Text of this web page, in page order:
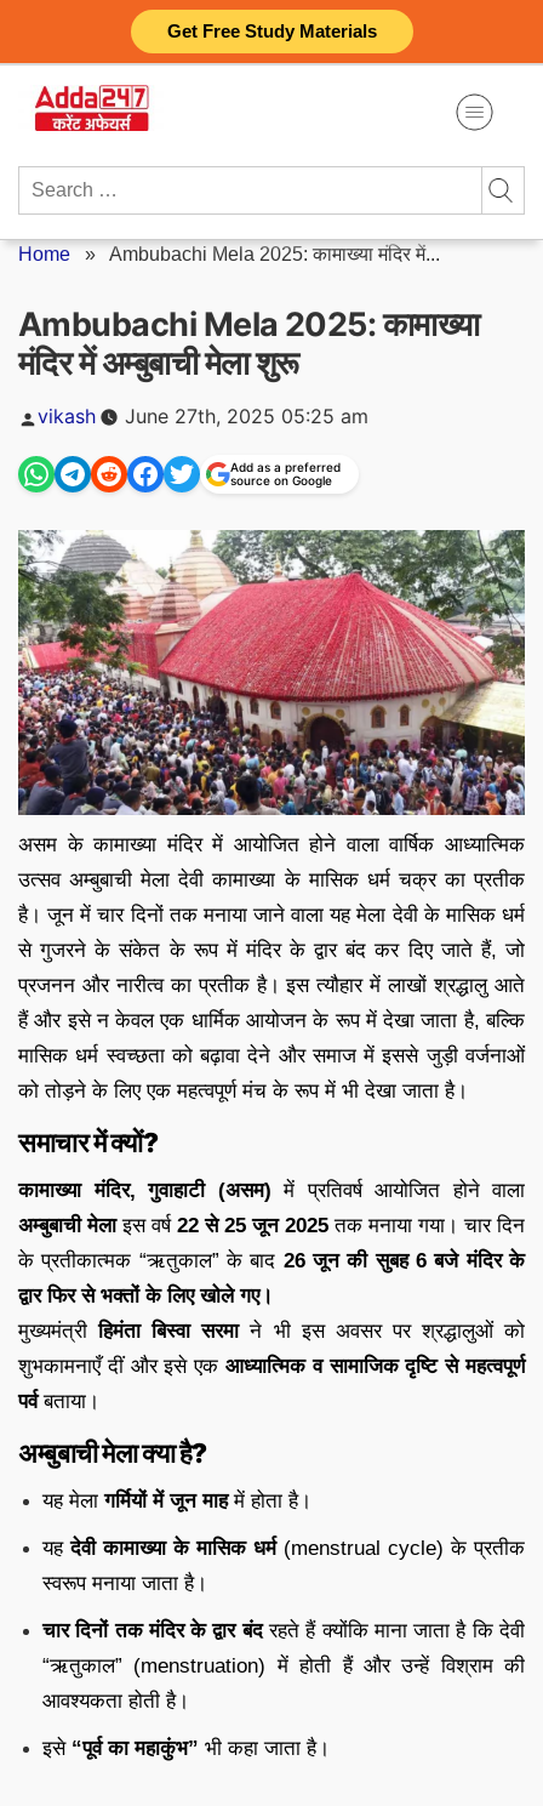
Get Free Study Materials
content
Search
Home » Ambubachi Mela 2025: कामाख्या मंदिर में...
Ambubachi Mela 2025: कामाख्या
मंदिर में अम्बुबाची मेला शुरू
Posted
vikash June 27th, 2025 05:25 am
Add as a preferred
source on Google
असम के कामाख्या मंदिर में आयोजित होने वाला वार्षिक आध्यात्मिक
उत्सव अम्बुबाची मेला देवी कामाख्या के मासिक धर्म चक्र का प्रतीक
है। जून में चार दिनों तक मनाया जाने वाला यह मेला देवी के मासिक धर्म
से गुजरने के संकेत के रूप में मंदिर के द्वार बंद कर दिए जाते हैं, जो
प्रजनन और नारीत्व का प्रतीक है। इस त्यौहार में लाखों श्रद्धालु आते
हैं और इसे न केवल एक धार्मिक आयोजन के रूप में देखा जाता है, बल्कि
मासिक धर्म स्वच्छता को बढ़ावा देने और समाज में इससे जुड़ी वर्जनाओं
को तोड़ने के लिए एक महत्वपूर्ण मंच के रूप में भी देखा जाता है।
समाचार में क्यों?
कामाख्या मंदिर, गुवाहाटी (असम) में प्रतिवर्ष आयोजित होने वाला
अम्बुबाची मेलाइस वर्ष 22 से 25 जून 2025 तक मनाया गया। चार दिन
के प्रतीकात्मक “ऋतुकाल” के बाद 26 जून की सुबह 6 बजे मंदिर के
द्वार फिर से भक्तों के लिए खोले गए।
मुख्यमंत्रीहिमंता बिस्वा सरमाने भी इस अवसर पर श्रद्धालुओं को
शुभकामनाएँ दीं और इसे एक आध्यात्मिक व सामाजिक दृष्टि से महत्वपूर्ण
पर्वबताया।
अम्बुबाची मेला क्या है?
यह मेलागर्मियों में जून माहमें होता है।
यहदेवी कामाख्या के मासिक धर्म(menstrual cycle) के प्रतीक
स्वरूप मनाया जाता है।
चार दिनों तक मंदिर के द्वार बंदरहते हैं क्योंकि माना जाता है कि देवी
“ऋतुकाल” (menstruation) में होती हैं और उन्हें विश्राम की
आवश्यकता होती है।
इसे “पूर्व का महाकुंभ” भी कहा जाता है।